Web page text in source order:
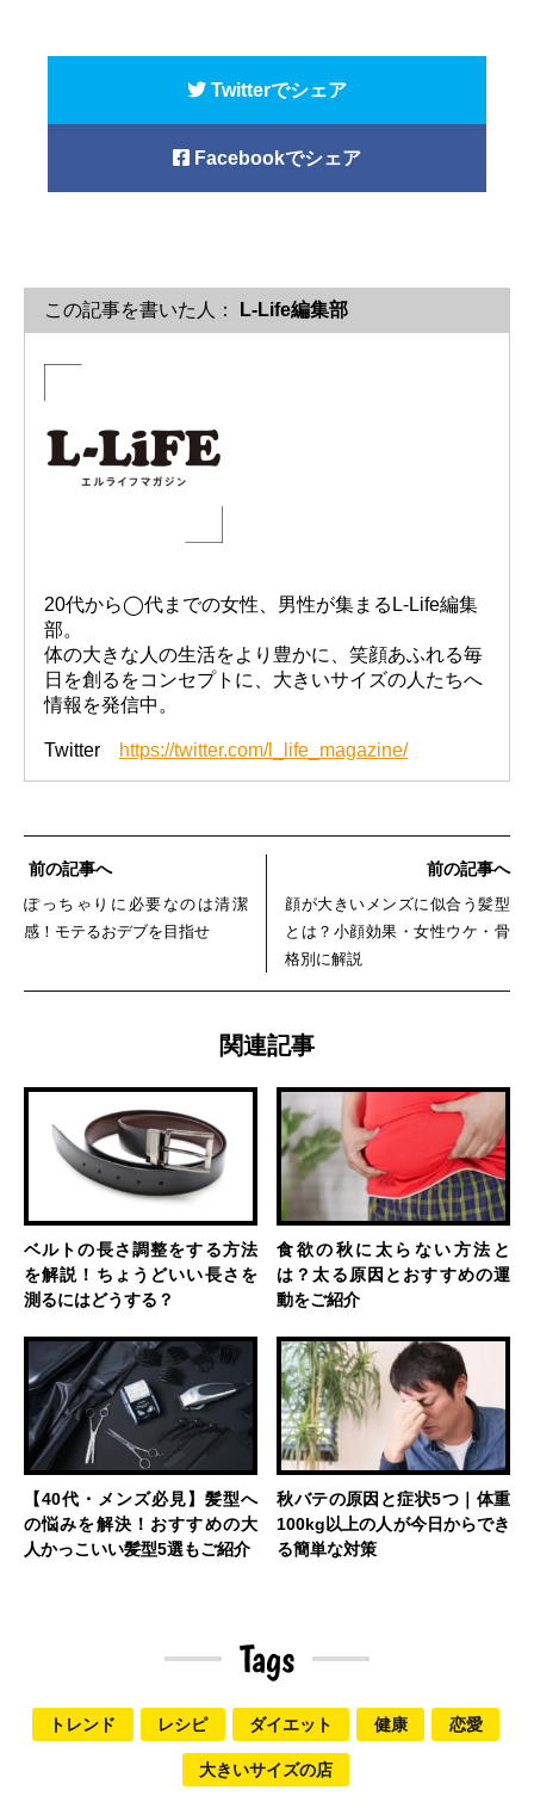
Twitterでシェア
Facebookでシェア
この記事を書いた人： L-Life編集部
20代から◯代までの女性、男性が集まるL-Life編集
部。
体の大きな人の生活をより豊かに、笑顔あふれる毎
日を創るをコンセプトに、大きいサイズの人たちへ
情報を発信中。
Twitter https://twitter.com/l_life_magazine/
前の記事へ
ぽっちゃりに必要なのは清潔
感！モテるおデブを目指せ
前の記事へ
顔が大きいメンズに似合う髪型
とは？小顔効果・女性ウケ・骨
格別に解説
関連記事
ベルトの長さ調整をする方法
を解説！ちょうどいい長さを
測るにはどうする？
食欲の秋に太らない方法と
は？太る原因とおすすめの運
動をご紹介
【40代・メンズ必見】髪型へ
の悩みを解決！おすすめの大
人かっこいい髪型5選もご紹介
秋バテの原因と症状5つ｜体重
100kg以上の人が今日からでき
る簡単な対策
Tags
トレンド レシピ ダイエット 健康 恋愛
大きいサイズの店